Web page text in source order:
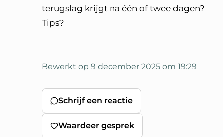
terugslag krijgt na één of twee dagen?
Tips?
Bewerkt op 9 december 2025 om 19:29
Schrijf een reactie
Waardeer gesprek